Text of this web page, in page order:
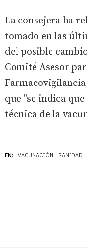
EN: VACUNACIÓN SANIDAD
La consejera ha
tomado en las
del posible
Comité Asesor
Farmacovigilancia
que "se indica
técnica de la